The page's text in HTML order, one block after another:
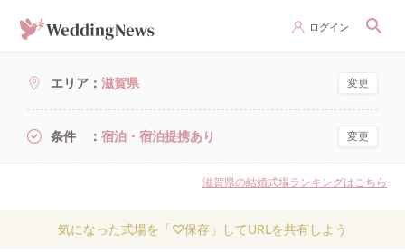
ログイン
エリア 滋賀県 変更
条件 宿泊・宿泊提携あり 変更
滋賀県の結婚式場ランキングはこちら
気になった式場を「♡保存」してURLを共有しよう